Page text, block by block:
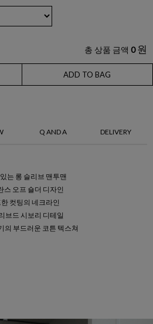
총 상품 금액 0 원
ADD TO BAG
Q AND A DELIVERY
는 롱 슬리브 맨투맨
스 오프 숄더 디자인
컷팅의 네크라인
브드 시보리 디테일
의 부드러운 코튼 텍스쳐